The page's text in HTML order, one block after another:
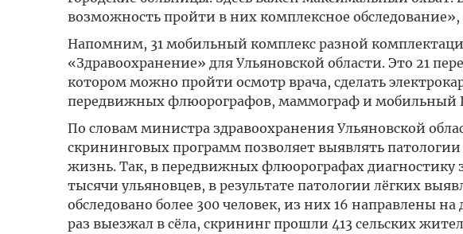
возможность пройти в них комплексное
Напомним, 31 мобильный комплекс разной
«Здравоохранение» для Ульяновской области. Это 21
котором можно пройти осмотр врача, сделать
передвижных флюорографов, маммограф и мобильный
По словам министра здравоохранения Ульяновской
скрининговых программ позволяет выявлять патологии
жизнь. Так, в передвижных флюорографах диагностику
тысячи ульяновцев, в результате патологии лёгких
обследовано более 300 человек, из них 16 направлены
раз выезжал в сёла, скрининг прошли 413 сельских